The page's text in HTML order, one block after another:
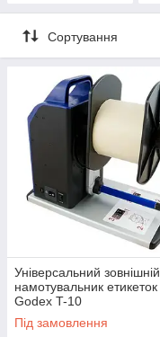
Сортування
Універсальний зовнішній
намотувальник етикеток
Godex T-10
Під замовлення